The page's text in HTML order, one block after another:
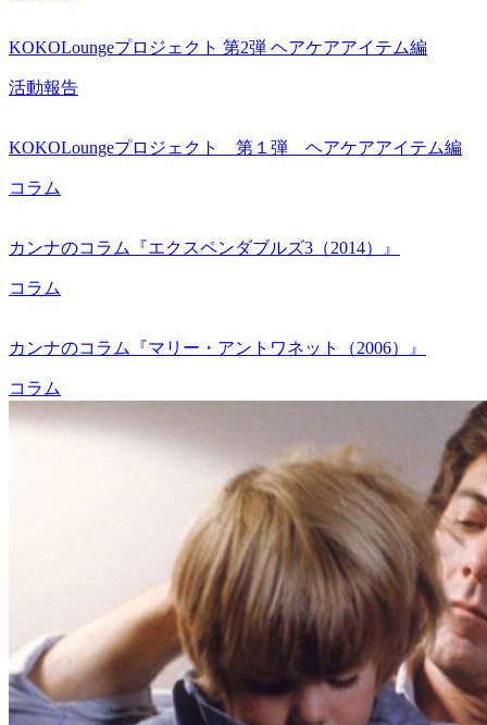
KOKOLoungeプロジェクト 第2弾 ヘアケアアイテム編
活動報告
KOKOLoungeプロジェクト 第１弾 ヘアケアアイテム編
コラム
カンナのコラム『エクスペンダブルズ3（2014）』
コラム
カンナのコラム『マリー・アントワネット（2006）』
コラム